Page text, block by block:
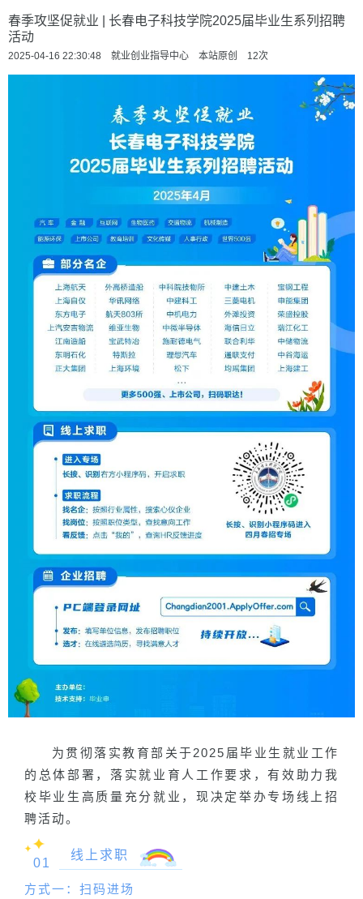
春季攻坚促就业 | 长春电子科技学院2025届毕业生系列招聘
活动
2025-04-16 22:30:48 就业创业指导中心 本站原创 12次
为贯彻落实教育部关于2025届毕业生就业工作
的总体部署，落实就业育人工作要求，有效助力我
校毕业生高质量充分就业，现决定举办专场线上招
聘活动。
01
线上求职
方式一：扫码进场